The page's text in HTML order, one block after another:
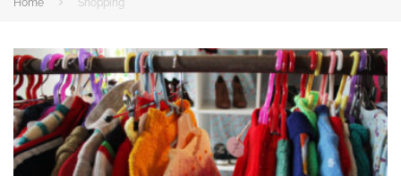
Home Shopping